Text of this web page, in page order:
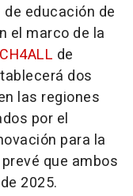
educación de
el marco de la
de
dos
las regiones
por el
para la
que ambos
2025.